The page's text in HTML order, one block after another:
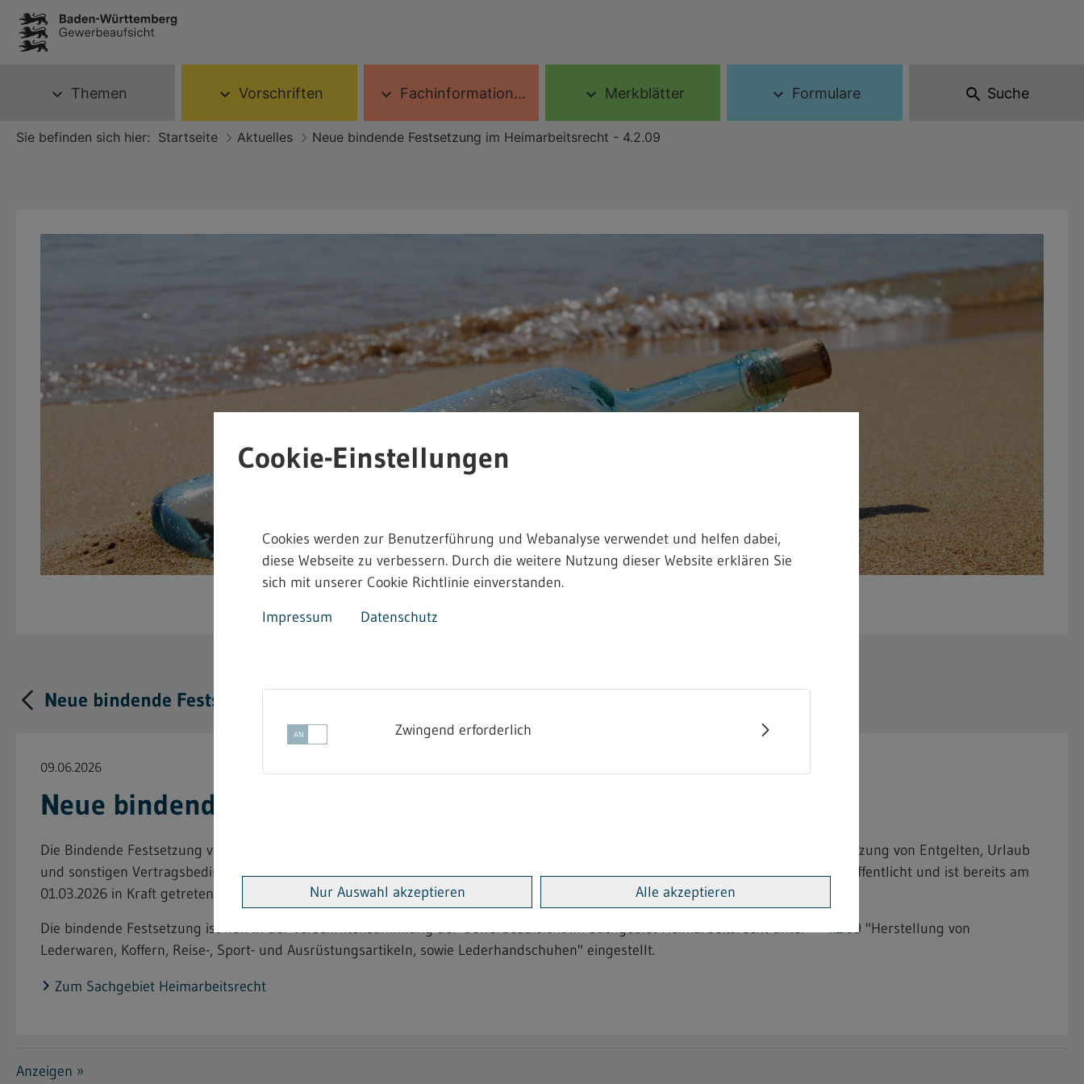
expand_more Themen expand_more Vorschriften expand_more Fachinformationen expand_more Merkblätter expand_more Formulare search Suche
Sie befinden sich hier: Startseite Aktuelles Neue bindende Festsetzung im Heimarbeitsrecht - 4.2.09
Neue bindende Festsetzung im Heimarbeitsrecht - 4.2.09
09.06.2026
Neue bindende Festsetzung im Heimarbeitsrecht - 4.2.09
Die Bindende Festsetzung vom 15. April 2025 "Bekanntmachung einer bindenden Festsetzung zur Änderung der bindenden Festsetzung von Entgelten, Urlaub
und sonstigen Vertragsbedingungen für Lederwaren für in Heimarbeit Beschäftigte", wurde am 01.06.2026 im Bundesanzeiger veröffentlicht und ist bereits am
01.03.2026 in Kraft getreten.
Die bindende Festsetzung ist nun in der Vorschriftensammlung der Gewerbeaufsicht im Sachgebiet Heimarbeitsrecht unter
4.2.09 "Herstellung von
Lederwaren, Koffern, Reise-, Sport- und Ausrüstungsartikeln, sowie Lederhandschuhen" eingestellt.
Zum Sachgebiet Heimarbeitsrecht
Anzeigen »
Cookie-Einstellungen
Cookies werden zur Benutzerführung und Webanalyse verwendet und helfen dabei,
diese Webseite zu verbessern. Durch die weitere Nutzung dieser Website erklären Sie
sich mit unserer Cookie Richtlinie einverstanden.
Impressum
Datenschutz
Zwingend erforderlich
Nur Auswahl akzeptieren Alle akzeptieren